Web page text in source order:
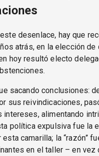
desenlace, hay que
atrás, en la elección
hoy resultó electo
sacando conclusiones:
sus reivindicaciones,
intereses, alimentando
política expulsiva fue la
esta camarilla; la “razón”
en el taller – en